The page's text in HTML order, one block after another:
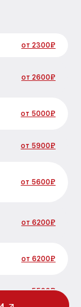
от 2300₽
от 2600₽
от 5000₽
от 5900₽
от 5600₽
от 6200₽
от 6200₽
от 5500₽